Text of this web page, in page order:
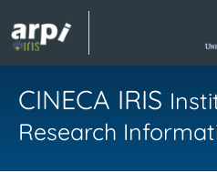
CINECA IRIS
Research